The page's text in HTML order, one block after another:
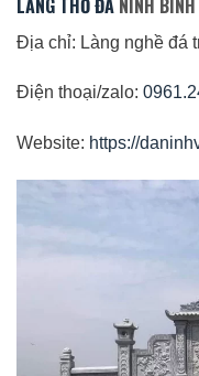
Địa chỉ: Làng nghề đá
Điện thoại/zalo:
Website: https://